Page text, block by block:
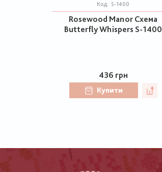
Код: S-1400
Rosewood Manor Схема
Butterfly Whispers S-1400
436 грн
Купити